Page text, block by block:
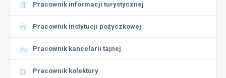
Pracownik informacji turystycznej
Pracownik instytucji pożyczkowej
Pracownik kancelarii tajnej
Pracownik kolektury